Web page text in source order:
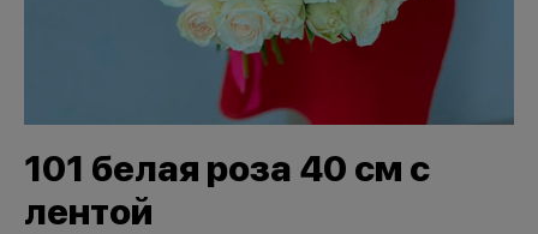
101 белая роза 40 см с
лентой